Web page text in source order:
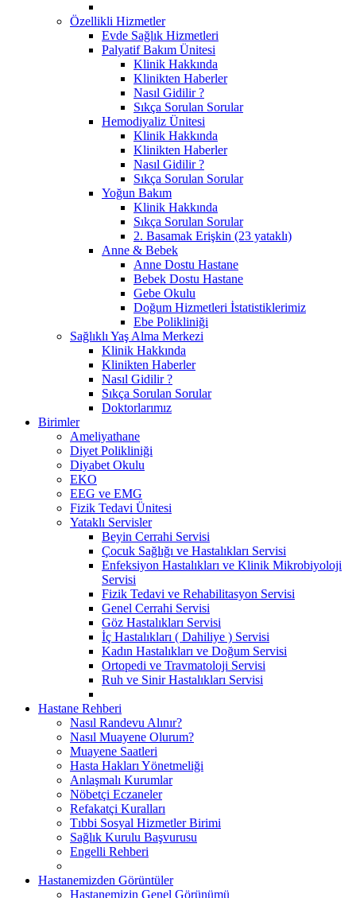
Özellikli Hizmetler
Evde Sağlık Hizmetleri
Palyatif Bakım Ünitesi
Klinik Hakkında
Klinikten Haberler
Nasıl Gidilir ?
Sıkça Sorulan Sorular
Hemodiyaliz Ünitesi
Klinik Hakkında
Klinikten Haberler
Nasıl Gidilir ?
Sıkça Sorulan Sorular
Yoğun Bakım
Klinik Hakkında
Sıkça Sorulan Sorular
2. Basamak Erişkin (23 yataklı)
Anne & Bebek
Anne Dostu Hastane
Bebek Dostu Hastane
Gebe Okulu
Doğum Hizmetleri İstatistiklerimiz
Ebe Polikliniği
Sağlıklı Yaş Alma Merkezi
Klinik Hakkında
Klinikten Haberler
Nasıl Gidilir ?
Sıkça Sorulan Sorular
Doktorlarımız
Birimler
Ameliyathane
Diyet Polikliniği
Diyabet Okulu
EKO
EEG ve EMG
Fizik Tedavi Ünitesi
Yataklı Servisler
Beyin Cerrahi Servisi
Çocuk Sağlığı ve Hastalıkları Servisi
Enfeksiyon Hastalıkları ve Klinik Mikrobiyoloji
Servisi
Fizik Tedavi ve Rehabilitasyon Servisi
Genel Cerrahi Servisi
Göz Hastalıkları Servisi
İç Hastalıkları ( Dahiliye ) Servisi
Kadın Hastalıkları ve Doğum Servisi
Ortopedi ve Travmatoloji Servisi
Ruh ve Sinir Hastalıkları Servisi
Hastane Rehberi
Nasıl Randevu Alınır?
Nasıl Muayene Olurum?
Muayene Saatleri
Hasta Hakları Yönetmeliği
Anlaşmalı Kurumlar
Nöbetçi Eczaneler
Refakatçi Kuralları
Tıbbi Sosyal Hizmetler Birimi
Sağlık Kurulu Başvurusu
Engelli Rehberi
Hastanemizden Görüntüler
Hastanemizin Genel Görünümü